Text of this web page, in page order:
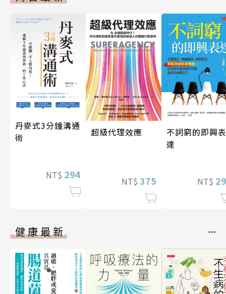
丹麥式3分鐘溝通
術
NT$ 294
超級代理效應
NT$ 375
不詞窮的即興表
達
NT$
健康最新